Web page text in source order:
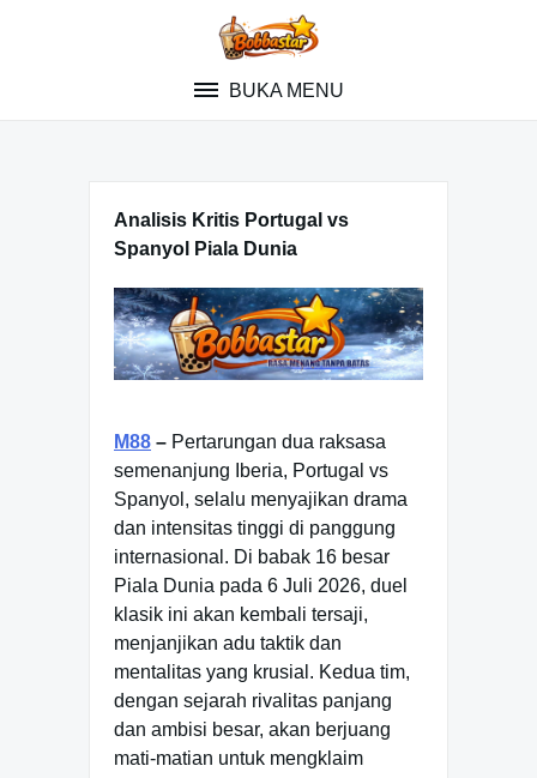
BUKA MENU
Analisis Kritis Portugal vs
Spanyol Piala Dunia
M88 – Pertarungan dua raksasa
semenanjung Iberia, Portugal vs
Spanyol, selalu menyajikan drama
dan intensitas tinggi di panggung
internasional. Di babak 16 besar
Piala Dunia pada 6 Juli 2026, duel
klasik ini akan kembali tersaji,
menjanjikan adu taktik dan
mentalitas yang krusial. Kedua tim,
dengan sejarah rivalitas panjang
dan ambisi besar, akan berjuang
mati-matian untuk mengklaim